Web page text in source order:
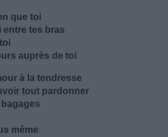
que toi
tes bras
auprès de toi
à la tendresse
tout pardonner
même